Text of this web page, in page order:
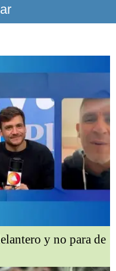
y no para de